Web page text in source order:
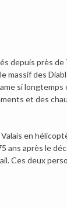
depuis près
des
si longtemps
et des
en
après le
Ces deux